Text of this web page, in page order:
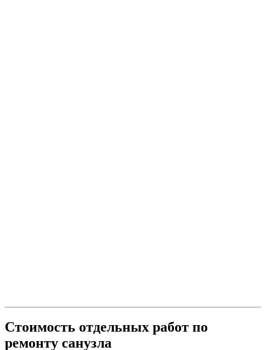
Стоимость отдельных работ по
ремонту санузла